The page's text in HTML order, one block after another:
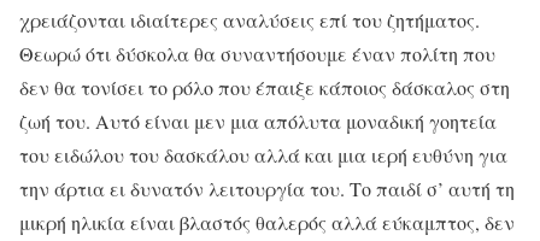
χρειάζονται ιδιαίτερες αναλύσεις επί του ζητήματος.
Θεωρώ ότι δύσκολα θα συναντήσουμε έναν πολίτη που
δεν θα τονίσει το ρόλο που έπαιξε κάποιος δάσκαλος στη
ζωή του. Αυτό είναι μεν μια απόλυτα μοναδική γοητεία
του ειδώλου του δασκάλου αλλά και μια ιερή ευθύνη για
την άρτια ει δυνατόν λειτουργία του. Το παιδί σ’ αυτή τη
μικρή ηλικία είναι βλαστός θαλερός αλλά εύκαμπτος, δεν